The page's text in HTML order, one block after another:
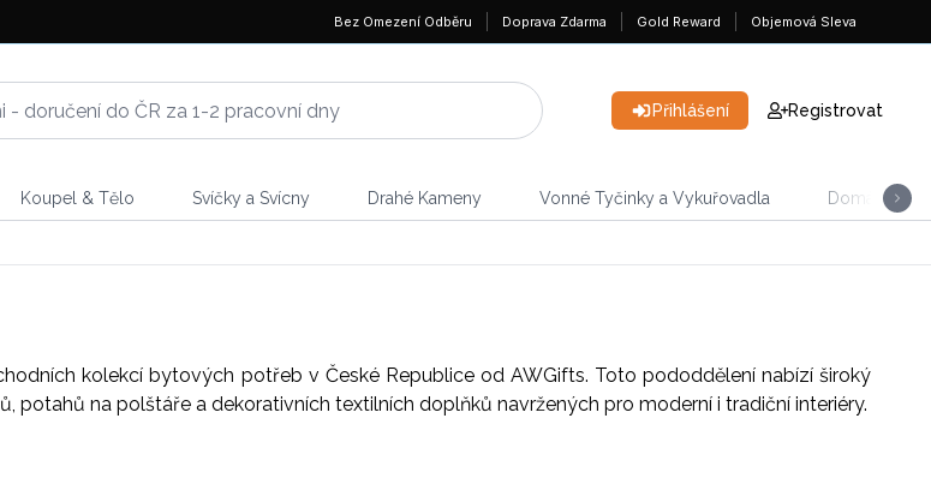
Bez Omezení Odběru Doprava Zdarma Gold Reward Objemová Sleva
Přihlášení Registrovat
Koupel & Tělo Svíčky a Svícny Drahé Kameny Vonné Tyčinky a Vykuřovadla Domácnost
kolekcí bytových potřeb v České Republice od AWGifts. Toto pododdělení nabízí široký
na polštáře a dekorativních textilních doplňků navržených pro moderní i tradiční interiéry.